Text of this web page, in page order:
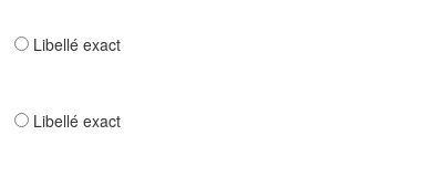
Libellé exact
Libellé exact